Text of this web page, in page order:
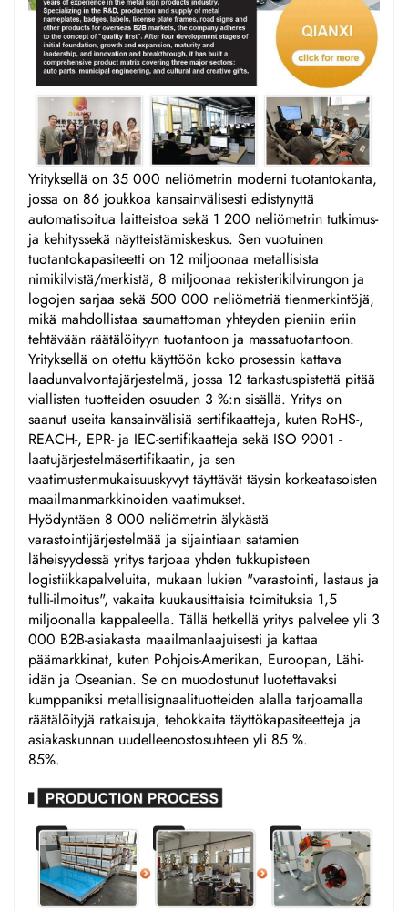
Yrityksellä on 35 000 neliömetrin moderni tuotantokanta,
jossa on 86 joukkoa kansainvälisesti edistynyttä
automatisoitua laitteistoa sekä 1 200 neliömetrin tutkimus-
ja kehityssekä näytteistämiskeskus. Sen vuotuinen
tuotantokapasiteetti on 12 miljoonaa metallisista
nimikilvistä/merkistä, 8 miljoonaa rekisterikilvirungon ja
logojen sarjaa sekä 500 000 neliömetriä tienmerkintöjä,
mikä mahdollistaa saumattoman yhteyden pieniin eriin
tehtävään räätälöityyn tuotantoon ja massatuotantoon.
Yrityksellä on otettu käyttöön koko prosessin kattava
laadunvalvontajärjestelmä, jossa 12 tarkastuspistettä pitää
viallisten tuotteiden osuuden 3 %:n sisällä. Yritys on
saanut useita kansainvälisiä sertifikaatteja, kuten RoHS-,
REACH-, EPR- ja IEC-sertifikaatteja sekä ISO 9001 -
laatujärjestelmäsertifikaatin, ja sen
vaatimustenmukaisuuskyvyt täyttävät täysin korkeatasoisten
maailmanmarkkinoiden vaatimukset.
Hyödyntäen 8 000 neliömetrin älykästä
varastointijärjestelmää ja sijaintiaan satamien
läheisyydessä yritys tarjoaa yhden tukkupisteen
logistiikkapalveluita, mukaan lukien "varastointi, lastaus ja
tulli-ilmoitus", vakaita kuukausittaisia toimituksia 1,5
miljoonalla kappaleella. Tällä hetkellä yritys palvelee yli 3
000 B2B-asiakasta maailmanlaajuisesti ja kattaa
päämarkkinat, kuten Pohjois-Amerikan, Euroopan, Lähi-
idän ja Oseanian. Se on muodostunut luotettavaksi
kumppaniksi metallisignaalituotteiden alalla tarjoamalla
räätälöityjä ratkaisuja, tehokkaita täyttökapasiteetteja ja
asiakaskunnan uudelleenostosuhteen yli 85 %.
85%.